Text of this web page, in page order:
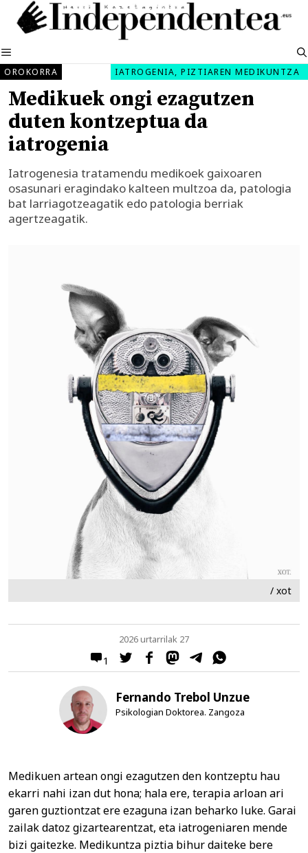
Edukira
salto
MENUA
OROKORRA IATROGENIA, PIZTIAREN MEDIKUNTZA
Medikuek ongi ezagutzen
duten kontzeptua da
iatrogenia
Iatrogenesia tratamendu medikoek gaixoaren
osasunari eragindako kalteen multzoa da, patologia
bat larriagotzeagatik edo patologia berriak
agertzeagatik.
/ xot
1
2026 urtarrilak 27
Fernando Trebol Unzue
Psikologian Doktorea. Zangoza
Medikuen artean ongi ezagutzen den kontzeptu hau
ekarri nahi izan dut hona; hala ere, terapia arloan ari
garen guztiontzat ere ezaguna izan beharko luke. Garai
zailak datoz gizartearentzat, eta iatrogeniaren mende
bizi gaitezke. Medikuntza piztia bihur daiteke bere